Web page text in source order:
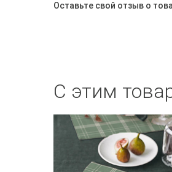
Оставьте свой отзыв о
С этим